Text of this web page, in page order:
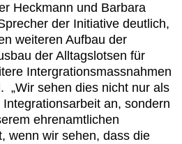
Heckmann und Barbara
der Initiative deutlich,
weiteren Aufbau der
der Alltagslotsen für
Intergrationsmassnahmen
„Wir sehen dies nicht nur als
an, sondern
ehrenamtlichen
wenn wir sehen, dass die